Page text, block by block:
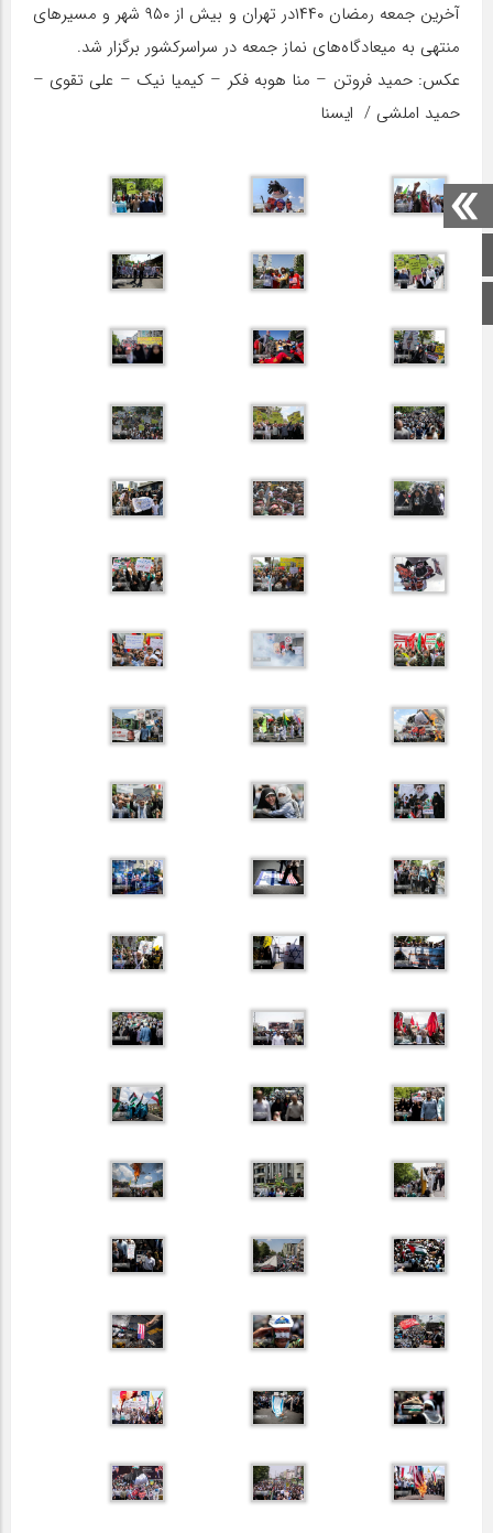
صفحه اصلی
آخرین جمعه رمضان ۱۴۴۰در تهران و بیش از ۹۵۰ شهر و مسیرهای
منتهی به میعادگاه‌های نماز جمعه در سراسرکشور برگزار شد.
عکس: حمید فروتن – منا هوبه فکر – کیمیا نیک – علی تقوی –
حمید املشی / ‏‬ ایسنا